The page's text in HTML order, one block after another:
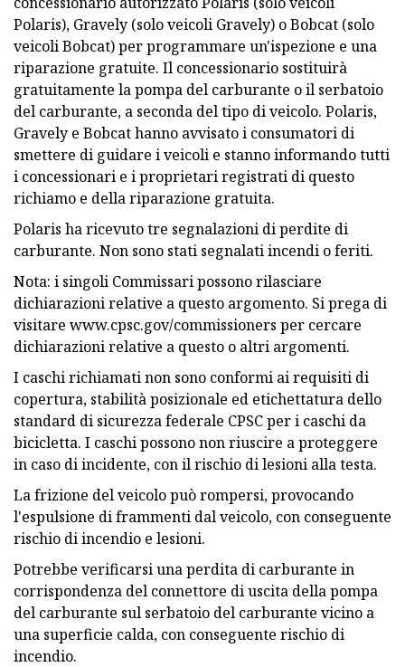
Polaris), Gravely (solo veicoli Gravely) o Bobcat (solo
veicoli Bobcat) per programmare un'ispezione e una
riparazione gratuite. Il concessionario sostituirà
gratuitamente la pompa del carburante o il serbatoio
del carburante, a seconda del tipo di veicolo. Polaris,
Gravely e Bobcat hanno avvisato i consumatori di
smettere di guidare i veicoli e stanno informando tutti
i concessionari e i proprietari registrati di questo
richiamo e della riparazione gratuita.
Polaris ha ricevuto tre segnalazioni di perdite di
carburante. Non sono stati segnalati incendi o feriti.
Nota: i singoli Commissari possono rilasciare
dichiarazioni relative a questo argomento. Si prega di
visitare www.cpsc.gov/commissioners per cercare
dichiarazioni relative a questo o altri argomenti.
I caschi richiamati non sono conformi ai requisiti di
copertura, stabilità posizionale ed etichettatura dello
standard di sicurezza federale CPSC per i caschi da
bicicletta. I caschi possono non riuscire a proteggere
in caso di incidente, con il rischio di lesioni alla testa.
La frizione del veicolo può rompersi, provocando
l'espulsione di frammenti dal veicolo, con conseguente
rischio di incendio e lesioni.
Potrebbe verificarsi una perdita di carburante in
corrispondenza del connettore di uscita della pompa
del carburante sul serbatoio del carburante vicino a
una superficie calda, con conseguente rischio di
incendio.